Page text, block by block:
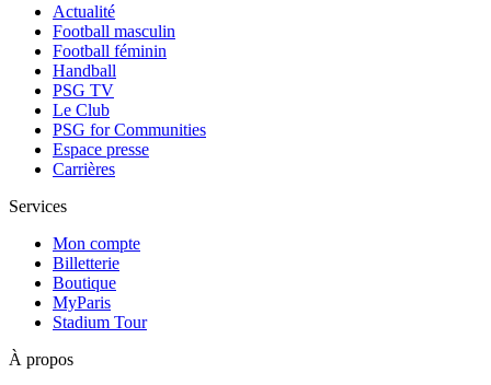
Actualité
Football masculin
Football féminin
Handball
PSG TV
Le Club
PSG for Communities
Espace presse
Carrières
Services
Mon compte
Billetterie
Boutique
MyParis
Stadium Tour
À propos